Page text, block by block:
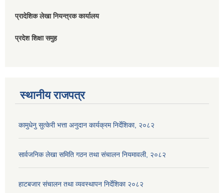
प्रादेशिक लेखा नियन्त्रक कार्यालय
प्रदेश शिक्षा समुह
स्थानीय राजपत्र
कामुधेनु सुत्केरी भत्ता अनुदान कार्यक्रम निर्देशिका, २०८२
सार्वजनिक लेखा समिति गठन तथा संचालन नियमावली, २०८२
हाटबजार संचालन तथा व्यवस्थापन निर्देशिका २०८२